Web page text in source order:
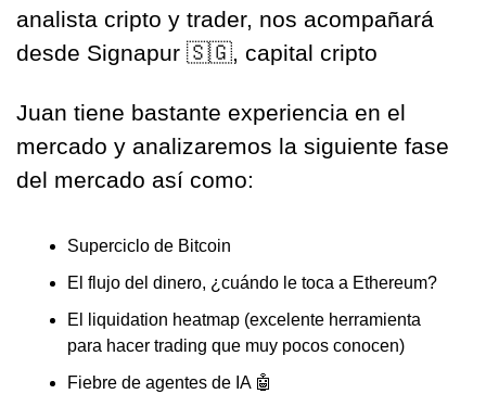
analista cripto y trader, nos acompañará
desde Signapur 🇸🇬, capital cripto
Juan tiene bastante experiencia en el
mercado y analizaremos la siguiente fase
del mercado así como:
Superciclo de Bitcoin
El flujo del dinero, ¿cuándo le toca a Ethereum?
El liquidation heatmap (excelente herramienta
para hacer trading que muy pocos conocen)
Fiebre de agentes de IA 🤖